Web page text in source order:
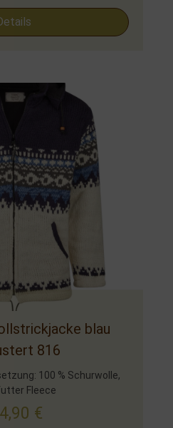
blau
816
100 % Schurwolle,
Fleece
€